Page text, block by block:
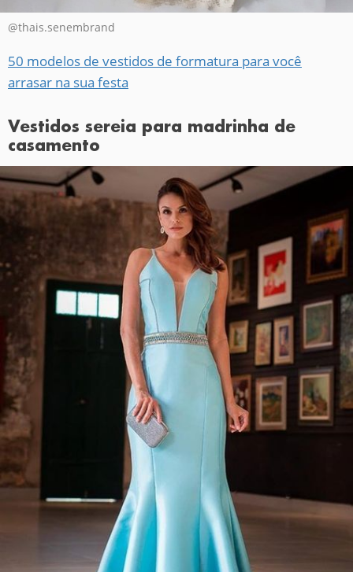
@thais.senembrand
50 modelos de vestidos de formatura para você
arrasar na sua festa
Vestidos sereia para madrinha de
casamento